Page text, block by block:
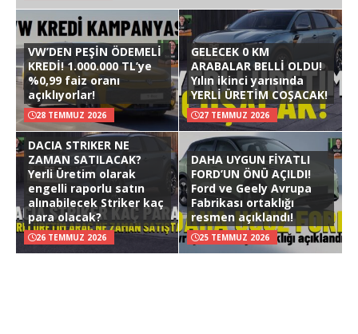
VW’DEN PEŞİN ÖDEMELİ
KREDİ! 1.000.000 TL’ye
%0,99 faiz oranı
açıklıyorlar!
28 TEMMUZ 2026
GELECEK 0 KM
ARABALAR BELLİ OLDU!
Yılın ikinci yarısında
YERLİ ÜRETİM COŞACAK!
27 TEMMUZ 2026
DACIA STRIKER NE
ZAMAN SATILACAK?
Yerli Üretim olarak
engelli raporlu satın
alınabilecek Striker kaç
para olacak?
26 TEMMUZ 2026
DAHA UYGUN FİYATLI
FORD’UN ÖNÜ AÇILDI!
Ford ve Geely Avrupa
Fabrikası ortaklığı
resmen açıklandı!
25 TEMMUZ 2026